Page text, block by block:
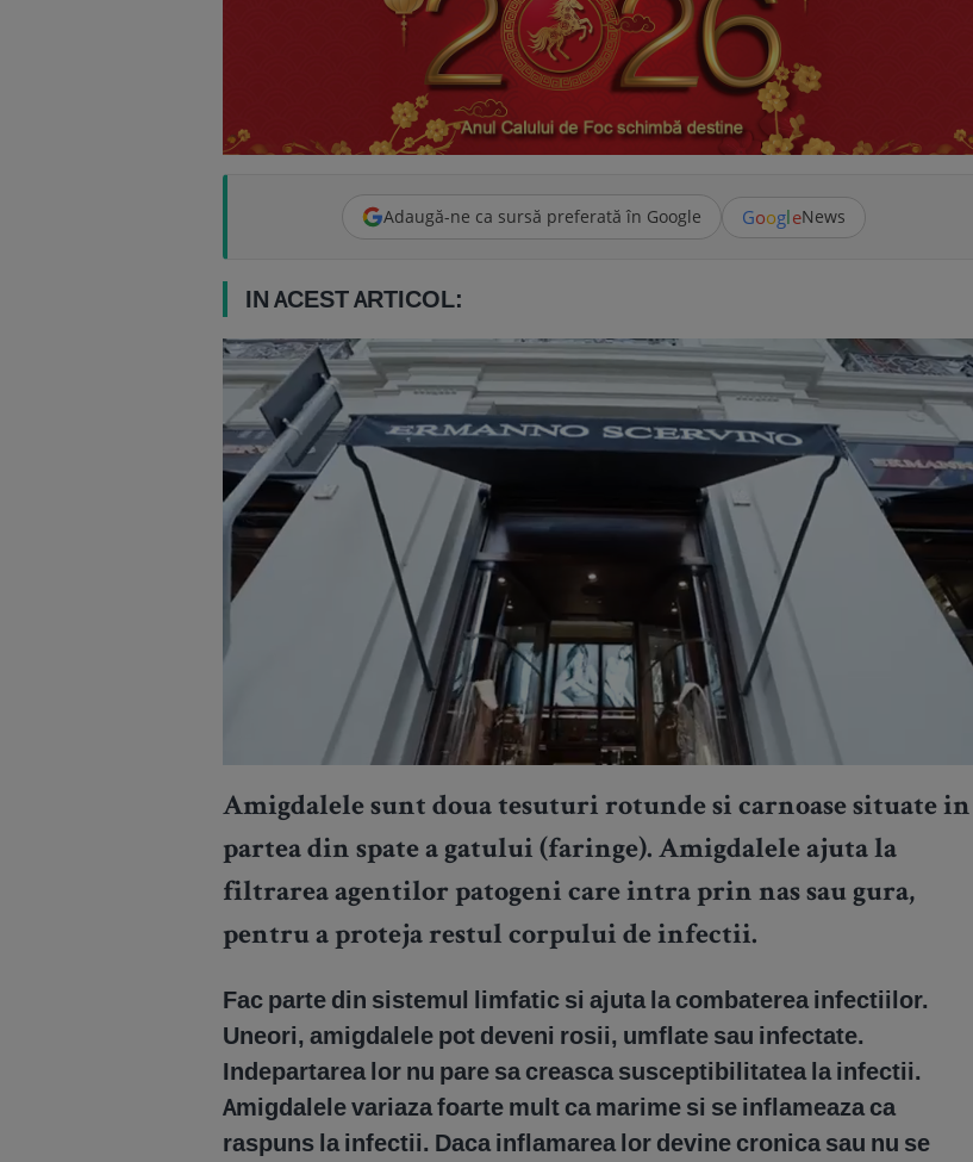
Adaugă-ne ca sursă preferată în Google GoogleNews
IN ACEST ARTICOL:
Amigdalele sunt doua tesuturi rotunde si carnoase situate in
partea din spate a gatului (faringe). Amigdalele ajuta la
filtrarea agentilor patogeni care intra prin nas sau gura,
pentru a proteja restul corpului de infectii.
Fac parte din sistemul limfatic si ajuta la combaterea infectiilor.
Uneori, amigdalele pot deveni rosii, umflate sau infectate.
Indepartarea lor nu pare sa creasca susceptibilitatea la infectii.
Amigdalele variaza foarte mult ca marime si se inflameaza ca
raspuns la infectii. Daca inflamarea lor devine cronica sau nu se